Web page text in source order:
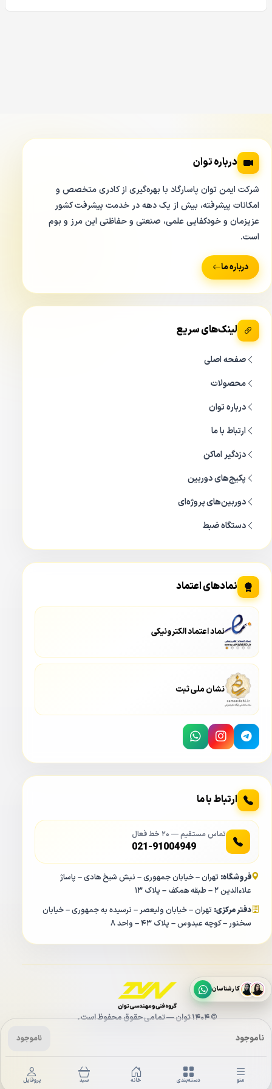
برای دسترسی به منو و تنظیمات IPC-F42FP-D می توانید از نرم
افزار Imou Life به این دوربین متصل شوید. در این نرم افزار می
توانید در قدم اول به صورت لایو و زنده تصاویر مورد نظر را با
سرعت بالا مشاهده نمایید.
همچنین از طریق این نرم افزار می توانید صدای محیطی را که
دید در شب
دوربین بیسیم بولت آیمو مدل IMOU Bullet 2E IPC-F42FP-D
یکدوربین دید در شب رنگی
یا Full Color می باشد. در این
قابلیت تصاویر در شب به صورت تمام رنگی ارائه می شود.
IPC-F42 FP D در حالت دید در شب رنگی پوشش می دهد در
حدود ۳۰ متر است. پوشش دهی دید در شب رنگی این دوربین
بیسیم توسط دو LED سفید رنگ بوده که نور محیط را فراهم می
کند.
ذخیره سازی در IMOU Bullet 2E IPC F42 FP D
درباره توان
شرکت ایمن توان پاسارگاد با بهره‌گیری از کادری متخصص و
امکانات پیشرفته، بیش از یک دهه در خدمت پیشرفت کشور
عزیزمان و خودکفایی علمی، صنعتی و حفاظتی این مرز و بوم
است.
درباره ما
لینک‌های سریع
صفحه اصلی
محصولات
درباره توان
ارتباط با ما
دزدگیر اماکن
پکیج‌های دوربین
دوربین‌های پروژه‌ای
دستگاه ضبط
نمادهای اعتماد
نماد اعتماد الکترونیکی
نشان ملی ثبت
ارتباط با ما
تماس مستقیم — ۲۰ خط فعال
021-91004949
فروشگاه: تهران – خیابان جمهوری – نبش شیخ هادی – پاساژ
علاءالدین ۲ – طبقه همکف – پلاک ۱۳
دفتر مرکزی: تهران – خیابان ولیعصر – نرسیده به جمهوری – خیابان
سخنور – کوچه عبدوس – پلاک ۴۳ – واحد ۸
© ۱۴۰۴ توان — تمامی حقوق محفوظ است.
کارشناسان
ناموجود ناموجود
منو دسته‌بندی خانه سبد پروفایل